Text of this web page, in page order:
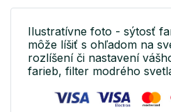
Ilustratívne foto - sýtosť
môže líšiť s ohľadom na
rozlíšení či nastavení
farieb, filter modrého